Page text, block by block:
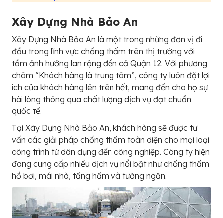
Xây Dựng Nhà Bảo An
Xây Dựng Nhà Bảo An là một trong những đơn vị đi
đầu trong lĩnh vực chống thấm trên thị trường với
tầm ảnh hưởng lan rộng đến cả Quận 12. Với phương
châm “Khách hàng là trung tâm”, công ty luôn đặt lợi
ích của khách hàng lên trên hết, mang đến cho họ sự
hài lòng thông qua chất lượng dịch vụ đạt chuẩn
quốc tế.
Tại Xây Dựng Nhà Bảo An, khách hàng sẽ được tư
vấn các giải pháp chống thấm toàn diện cho mọi loại
công trình từ dân dụng đến công nghiệp. Công ty hiện
đang cung cấp nhiều dịch vụ nổi bật như chống thấm
hồ bơi, mái nhà, tầng hầm và tường ngăn.